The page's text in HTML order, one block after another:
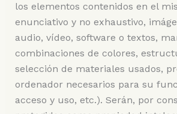
los elementos contenidos en el
enunciativo y no exhaustivo,
audio, vídeo, software o textos,
combinaciones de colores,
selección de materiales usados,
ordenador necesarios para su
acceso y uso, etc.). Serán, por